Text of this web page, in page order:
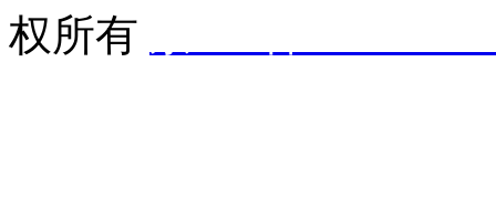
权所有